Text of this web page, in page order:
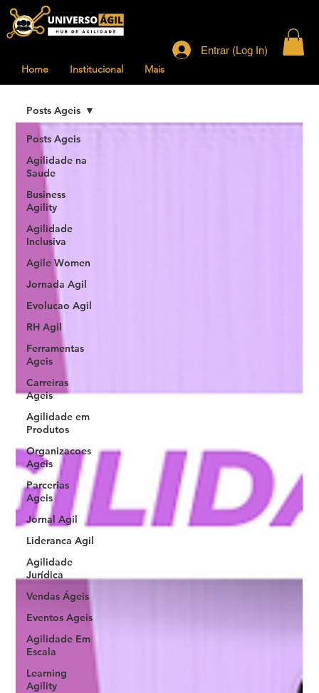
Home Institucional Mais
Entrar (Log In)
Posts Ageis
Agilidade na
Saude
Business
Agility
Agilidade
Inclusiva
Agile Women
Jornada Agil
Evolucao Agil
RH Agil
Ferramentas
Ageis
Carreiras
Ageis
Agilidade em
Produtos
Organizacoes
Ageis
Parcerias
Ageis
Jornal Agil
Lideranca Agil
Agilidade
Jurídica
Vendas Ágeis
Eventos Ageis
Agilidade Em
Escala
Learning
Agility
Posts Ageis